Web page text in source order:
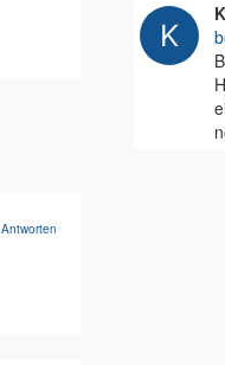
Antworten